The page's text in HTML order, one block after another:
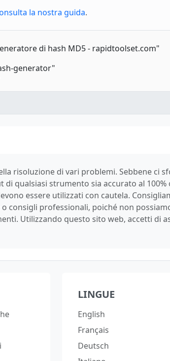
la nostra guida.
risoluzione di vari problemi. Sebbene ci
qualsiasi strumento sia accurato al 100%
essere utilizzati con cautela.
consigli professionali, poiché non
Utilizzando questo sito web, accetti di
LINGUE
English
Français
Deutsch